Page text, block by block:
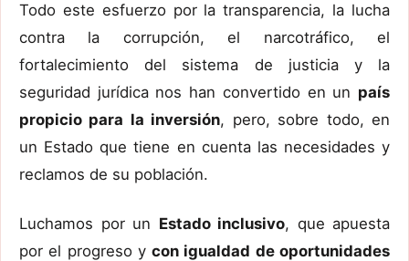
Todo este esfuerzo por la transparencia, la lucha
contra la corrupción, el narcotráfico, el
fortalecimiento del sistema de justicia y la
seguridad jurídica nos han convertido en un país
propicio para la inversión, pero, sobre todo, en
un Estado que tiene en cuenta las necesidades y
reclamos de su población.
Luchamos por un Estado inclusivo, que apuesta
por el progreso ycon igualdad de oportunidades